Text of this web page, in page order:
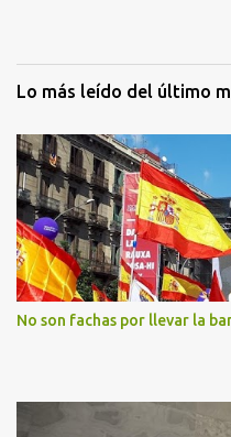
Lo más leído del último
No son fachas por llevar la